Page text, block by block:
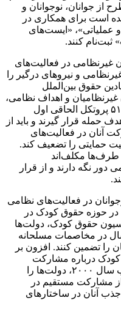
از جوانان، نوجوانان و
خواسته شده است برای همکاری در
«ایست‌های
ثبت‌نام کنند.
غیرنظامی در فعالیت‌های
و نیروهای درگیر را
حقوق بین‌الملل
و اهداف نظامی،
در تعارض قرار می‌گیرد. مطابق ماده ۵۱ پروتکل الحاقی اول
حمله قرار گیرند و باید از
آنان در فعالیت‌های
حمایتی را تضعیف کند.
۵۸ همین سند، طرف‌ها مکلف‌اند
دور نگه دارند و از قرار
در فعالیت‌های نظامی
در حوزه حقوق کودک در
بر اساس ماده ۳۸ کنوانسیون حقوق کودک، دولت‌ها
از مشارکت افراد زیر ۱۵ سال در مخاصمات مسلحانه
را تضمین کنند. افزون بر
کودک درباره مشارکت
کودکان در مخاصمات مسلحانه مصوب سال ۲۰۰۰، دولت‌ها را
زیر ۱۸ سال را از مشارکت مستقیم در
آنان در ساختارهای